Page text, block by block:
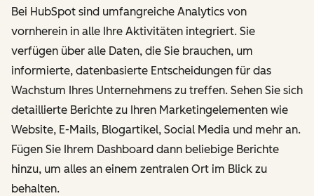
Bei HubSpot sind umfangreiche Analytics von
vornherein in alle Ihre Aktivitäten integriert. Sie
verfügen über alle Daten, die Sie brauchen, um
informierte, datenbasierte Entscheidungen für das
Wachstum Ihres Unternehmens zu treffen. Sehen Sie sich
detaillierte Berichte zu Ihren Marketingelementen wie
Website, E-Mails, Blogartikel, Social Media und mehr an.
Fügen Sie Ihrem Dashboard dann beliebige Berichte
hinzu, um alles an einem zentralen Ort im Blick zu
behalten.